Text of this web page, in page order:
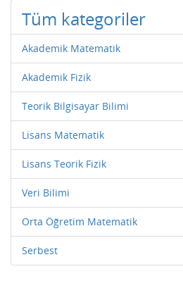
Tüm kategoriler
Akademik Matematik
Akademik Fizik
Teorik Bilgisayar Bilimi
Lisans Matematik
Lisans Teorik Fizik
Veri Bilimi
Orta Öğretim Matematik
Serbest